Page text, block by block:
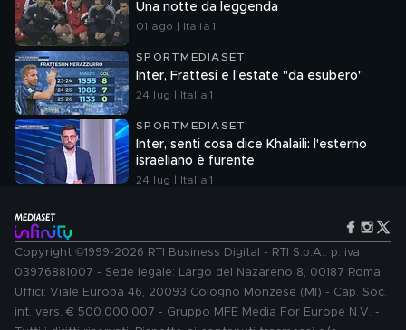
Una notte da leggenda
01 ago | Italia 1
SPORTMEDIASET
Inter, Frattesi e l'estate "da esubero"
24 lug | Italia 1
SPORTMEDIASET
Inter, senti cosa dice Khalaili: l'esterno
israeliano è furente
24 lug | Italia 1
Copyright ©1999-2026 RTI Business Digital - RTI S.p.A.: p. iva
03976881007 - Sede legale: Largo del Nazareno 8, 00187 Roma.
Uffici: Viale Europa 46, 20093 Cologno Monzese (MI) - Cap. Soc.
int. vers. € 500.000.007 - Gruppo MFE Media For Europe N.V. -